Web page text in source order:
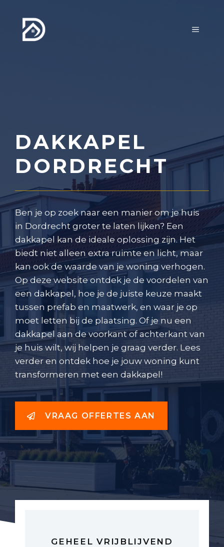
MENU
DAKKAPEL
DORDRECHT
Ben je op zoek naar een manier om je huis
in Dordrecht groter te laten lijken? Een
dakkapel kan de ideale oplossing zijn. Het
biedt niet alleen extra ruimte en licht, maar
kan ook de waarde van je woning verhogen.
Op deze website ontdek je de voordelen van
een dakkapel, hoe je de juiste keuze maakt
tussen prefab en maatwerk, en waar je op
moet letten bij de plaatsing. Of je nu een
dakkapel aan de voorkant of achterkant van
je huis wilt, wij helpen je graag verder. Lees
verder en ontdek hoe je jouw woning kunt
transformeren met een dakkapel!
VRAAG OFFERTES AAN
GEHEEL VRIJBLIJVEND